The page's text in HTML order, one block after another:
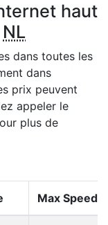
haut
NL
dans toutes les
dans
prix peuvent
appeler le
plus de
Max Speed